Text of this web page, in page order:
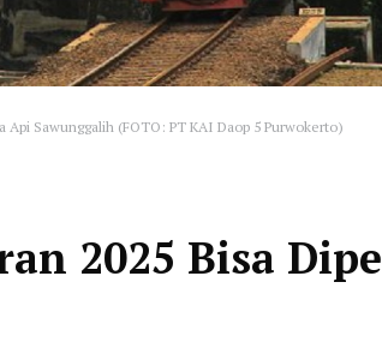
Api Sawunggalih (FOTO: PT KAI Daop 5 Purwokerto)
2025 Bisa